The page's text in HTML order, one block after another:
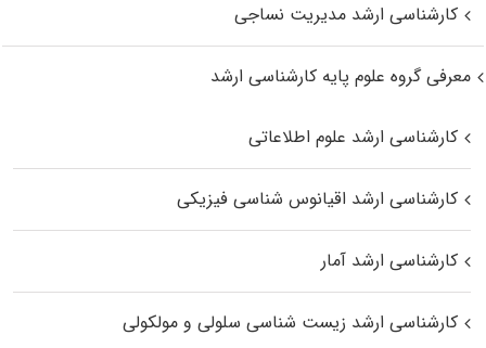
کارشناسی ارشد مدیریت نساجی
معرفی گروه علوم پایه کارشناسی ارشد
کارشناسی ارشد علوم اطلاعاتی
کارشناسی ارشد اقیانوس‌ شناسی فیزیکی
کارشناسی ارشد آمار
کارشناسی ارشد زیست شناسی سلولی و مولکولی